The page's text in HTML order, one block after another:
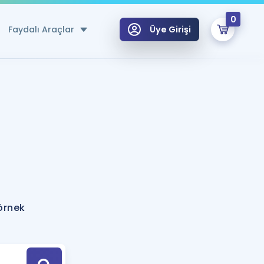
Faydalı Araçlar
Hesaplama Aracı
için Öneriler
Tek Takvimde
Üye Girişi
0